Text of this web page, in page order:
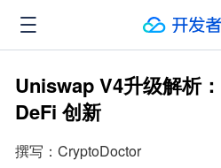
Uniswap V4升级解析
DeFi 创新
撰写：CryptoDoctor